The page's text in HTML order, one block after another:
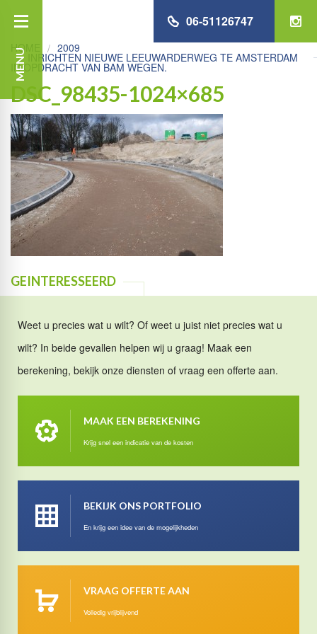
MENU
06-51126747
HOME 2009
INRICHTEN NIEUWE LEEUWARDERWEG TE AMSTERDAM
IN OPDRACHT VAN BAM WEGEN.
DSC_98435-1024×685
GEINTERESSEERD
Weet u precies wat u wilt? Of weet u juist niet precies wat u
wilt? In beide gevallen helpen wij u graag! Maak een
berekening, bekijk onze diensten of vraag een offerte aan.
MAAK EEN BEREKENING
Krijg snel een indicatie van de kosten
BEKIJK ONS PORTFOLIO
En krijg een idee van de mogelijkheden
VRAAG OFFERTE AAN
Volledig vrijblijvend